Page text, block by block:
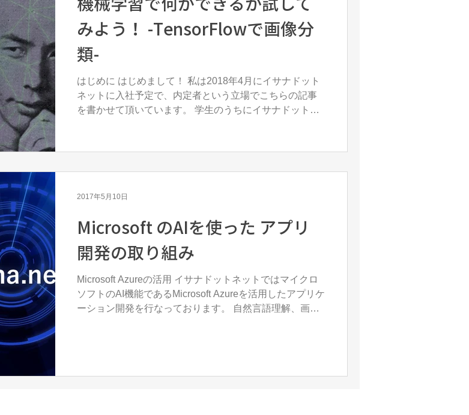
みよう！ -TensorFlowで画像分
類-
はじめに はじめまして！ 私は2018年4月にイサナドット
ネットに入社予定で、内定者という立場でこちらの記事
を書かせて頂いています。 学生のうちにイサナドットネ
強をさせて...
Microsoft のAIを使った アプリ
開発の取り組み
Microsoft Azureの活用 イサナドットネットではマイクロ
ソフトのAI機能であるMicrosoft Azureを活用したアプリケ
ーション開発を行なっております。 自然言語理解、画像
2017年5月10日